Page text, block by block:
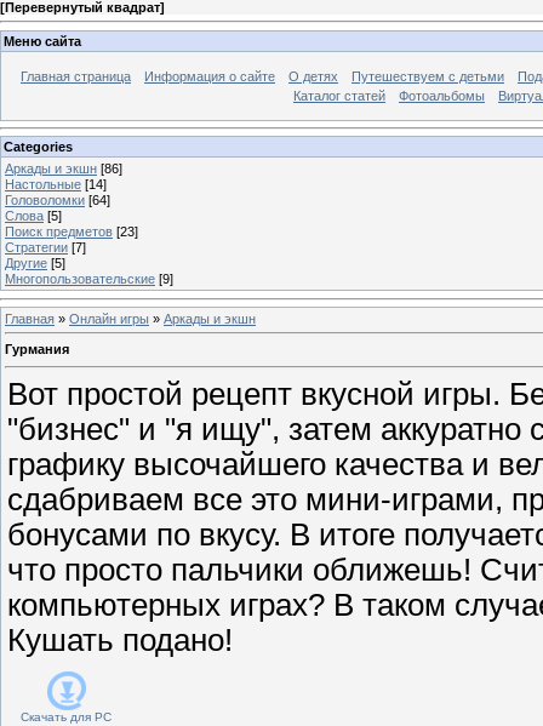
[Перевернутый квадрат]
Меню сайта
Главная страница Информация о сайте О детях Путешествуем с детьми
Каталог статей
Фотоальбомы
Categories
Аркады и экшн [86]
Настольные [14]
Головоломки [64]
Слова [5]
Поиск предметов [23]
Стратегии [7]
Другие [5]
Многопользовательские [9]
Главная » Онлайн игры » Аркады и экшн
Гурмания
Вот простой рецепт вкусной игры.
"бизнес" и "я ищу", затем
графику высочайшего качества и
сдабриваем все это мини-играми,
бонусами по вкусу. В итоге
что просто пальчики оближешь!
компьютерных играх? В таком
Кушать подано!
Скачать для PC